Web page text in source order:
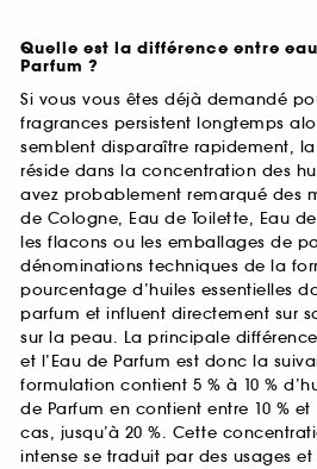
Quelle est la différence entre
Parfum ?
Si vous vous êtes déjà demandé
fragrances persistent longtemps
semblent disparaître rapidement,
réside dans la concentration des
avez probablement remarqué des
de Cologne, Eau de Toilette, Eau
les flacons ou les emballages de
dénominations techniques de la
pourcentage d’huiles essentielles
parfum et influent directement sur
sur la peau. La principale différence
et l’Eau de Parfum est donc la
formulation contient 5 % à 10 %
de Parfum en contient entre 10 %
cas, jusqu’à 20 %. Cette
intense se traduit par des usages